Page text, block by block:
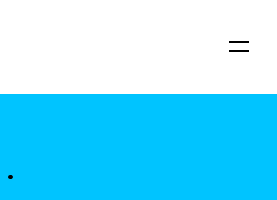
und Tanz Köln Menü